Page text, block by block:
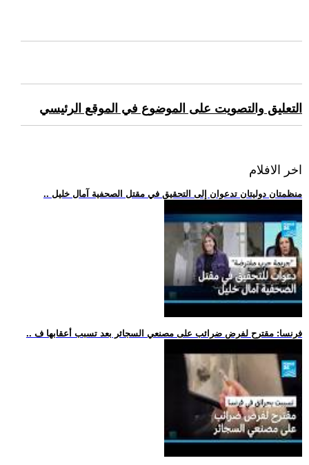
التعليق والتصويت على الموضوع في الموقع الرئيسي
اخر الافلام
.. منظمتان دوليتان تدعوان إلى التحقيق في مقتل الصحفية آمال خليل
.. فرنسا: مقترح لفرض ضرائب على مصنعي السجائر بعد تسبب أعقابها ف